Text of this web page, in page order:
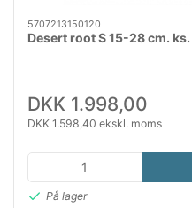
5707213150120
Desert root S 15-28 cm.
DKK 1.998,00
DKK 1.598,40 ekskl. moms
På lager